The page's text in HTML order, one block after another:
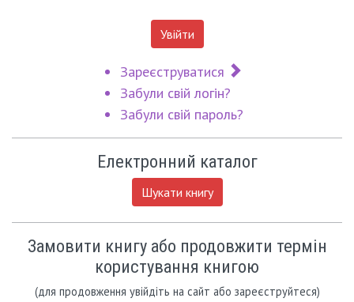
Увійти
Зареєструватися
Забули свій логін?
Забули свій пароль?
Електронний каталог
Шукати книгу
Замовити книгу або продовжити термін
користування книгою
(для продовження увійдіть на сайт або зареєструйтеся)